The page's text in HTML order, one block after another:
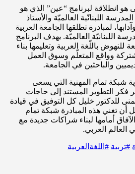
هو انطلاقة لبرنامج “عين” الذي هو
اللبنانّية العالميّة والأستاذ
لمبادرة تطلقها الجامعة العربية
اللبنانيّة العالميّة. يهدف البرنامج
باللّغة العربية وتعليمها بناء
وواقع المتعلّم وسوق العمل
والباحثين في الجامعة.
شبكة تمام المهنية التي يسعى
فكر التطوير المستند إلى حاجات
للدكتور خليل كل التوفيق في قيادة
أن تغني هذه المبادرة شبكة تمام
أمامها لبناء شراكات جديدة مع
العربي.
#تربية #اللغةالعربية